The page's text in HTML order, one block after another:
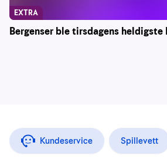
Bergenser ble tirsdagens
EXTRA
Kundeservice Spillevett